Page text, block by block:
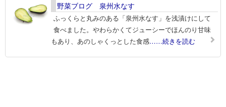
野菜ブログ 泉州水なす
ふっくらと丸みのある「泉州水なす」を浅漬けにして
食べました。やわらかくてジューシーでほんのり甘味
もあり、あのしゃくっとした食感……続きを読む